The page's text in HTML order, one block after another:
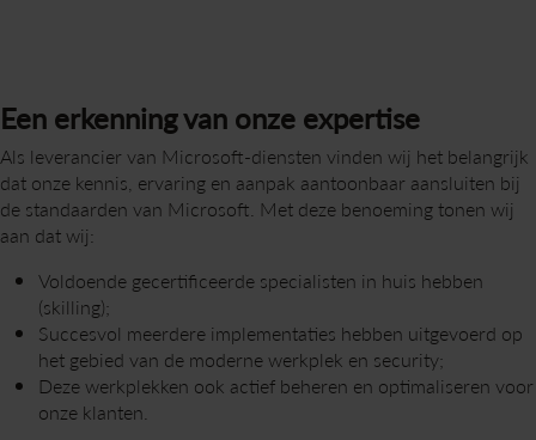
Een erkenning van onze expertise
Als leverancier van Microsoft-diensten vinden wij het belangrijk
dat onze kennis, ervaring en aanpak aantoonbaar aansluiten bij
de standaarden van Microsoft. Met deze benoeming tonen wij
aan dat wij:
Voldoende gecertificeerde specialisten in huis hebben
(skilling);
Succesvol meerdere implementaties hebben uitgevoerd op
het gebied van de moderne werkplek en security;
Deze werkplekken ook actief beheren en optimaliseren voor
onze klanten.